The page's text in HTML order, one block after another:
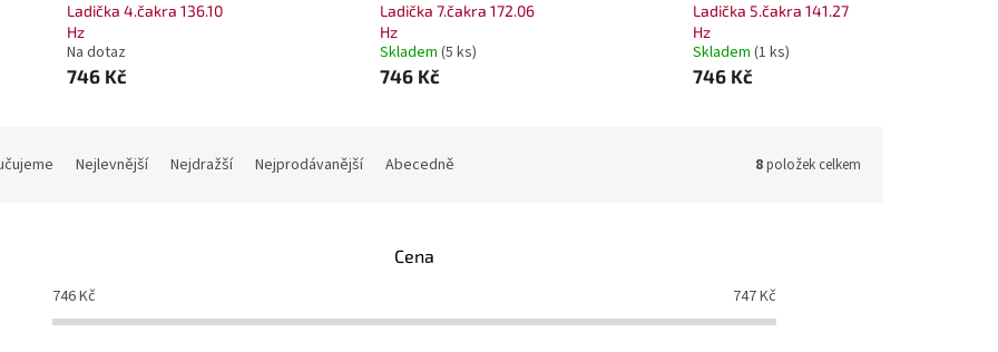
Ladička 4.čakra 136.10
Hz
Na dotaz
746 Kč
Ladička 7.čakra 172.06
Hz
Skladem (5 ks)
746 Kč
Ladička 5.čakra 141.27
Hz
Skladem (1 ks)
746 Kč
Nejlevnější Nejdražší Nejprodávanější Abecedně 8položek celkem
Cena
746Kč 747Kč